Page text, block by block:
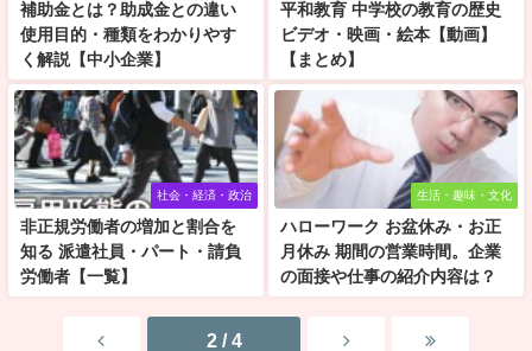
補助金とは？助成金との違い
使用目的・種類をわかりやす
く解説【中小企業】
平和教育 中学校の教育の歴史
ビデオ・映画・絵本【動画】
【まとめ】
社会・経済・政治
非正規労働者の増加と割合を
知る 派遣社員・パート・請負
労働者【一覧】
生活・趣味・文化
ハローワーク お盆休み・お正
月休み 期間の営業時間。企業
の面接や仕事の紹介内容は？
2 / 4